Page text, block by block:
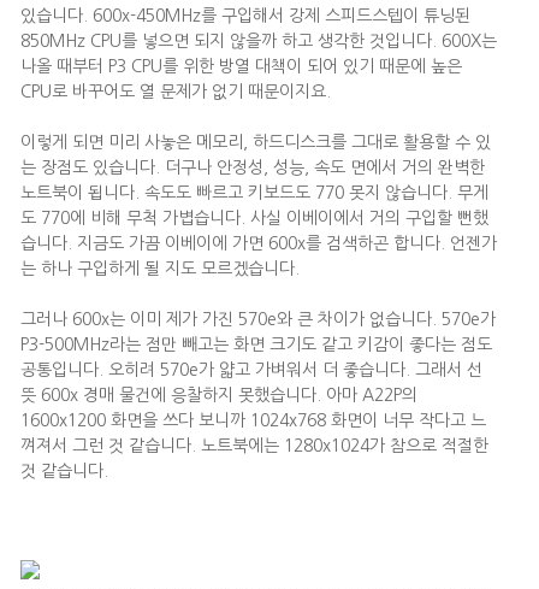
있습니다. 600x-450MHz를 구입해서 강제 스피드스텝이 튜닝된
850MHz CPU를 넣으면 되지 않을까 하고 생각한 것입니다. 600X는
나올 때부터 P3 CPU를 위한 방열 대책이 되어 있기 때문에 높은
CPU로 바꾸어도 열 문제가 없기 때문이지요.
이렇게 되면 미리 사놓은 메모리, 하드디스크를 그대로 활용할 수 있
는 장점도 있습니다. 더구나 안정성, 성능, 속도 면에서 거의 완벽한
노트북이 됩니다. 속도도 빠르고 키보드도 770 못지 않습니다. 무게
도 770에 비해 무척 가볍습니다. 사실 이베이에서 거의 구입할 뻔했
습니다. 지금도 가끔 이베이에 가면 600x를 검색하곤 합니다. 언젠가
는 하나 구입하게 될 지도 모르겠습니다.
그러나 600x는 이미 제가 가진 570e와 큰 차이가 없습니다. 570e가
P3-500MHz라는 점만 빼고는 화면 크기도 같고 키감이 좋다는 점도
공통입니다. 오히려 570e가 얇고 가벼워서 더 좋습니다. 그래서 선
뜻 600x 경매 물건에 응찰하지 못했습니다. 아마 A22P의
1600x1200 화면을 쓰다 보니까 1024x768 화면이 너무 작다고 느
껴져서 그런 것 같습니다. 노트북에는 1280x1024가 참으로 적절한
것 같습니다.